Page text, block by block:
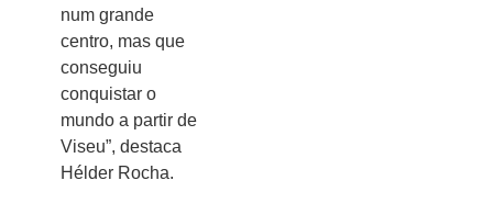
num grande
centro, mas que
conseguiu
conquistar o
mundo a partir de
Viseu”, destaca
Hélder Rocha.